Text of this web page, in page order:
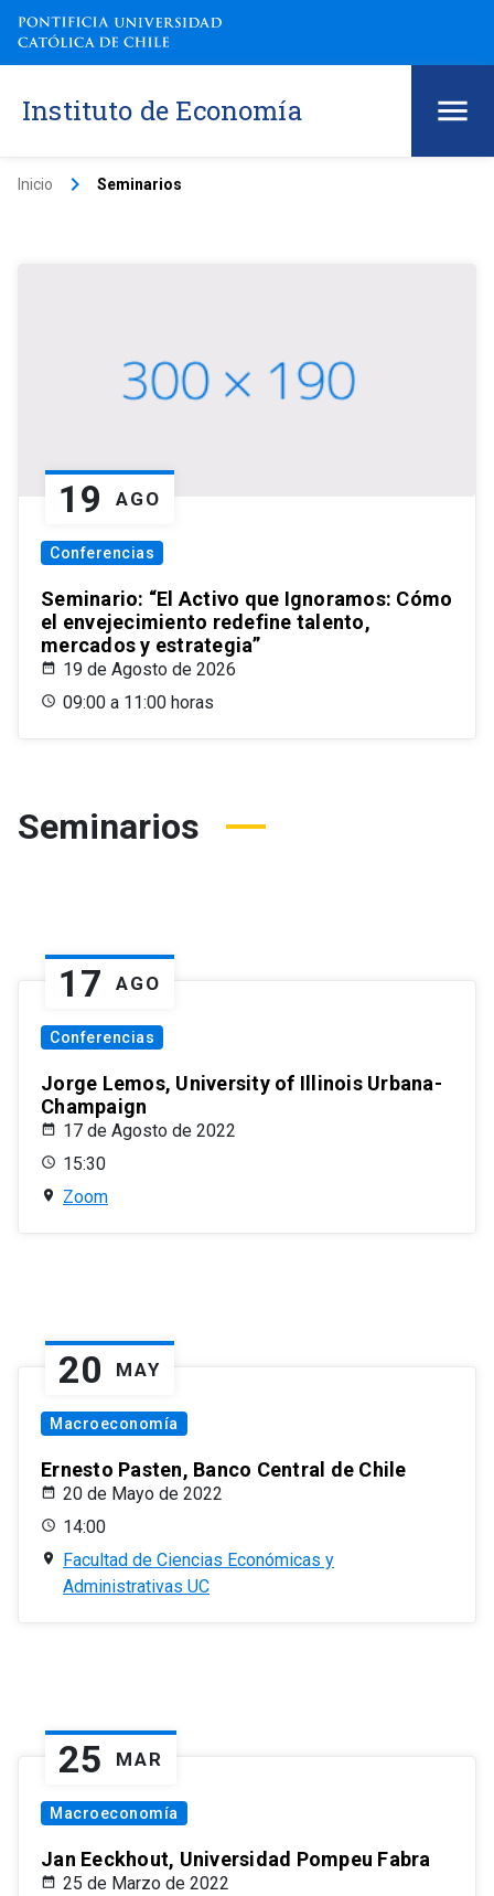
Instituto de Economía
Inicio keyboard_arrow_right Seminarios
19 AGO
Conferencias
Seminario: “El Activo que Ignoramos: Cómo
el envejecimiento redefine talento,
mercados y estrategia”
19 de Agosto de 2026
09:00 a 11:00 horas
Seminarios
17 AGO
Conferencias
Jorge Lemos, University of Illinois Urbana-
Champaign
17 de Agosto de 2022
15:30
Zoom
20 MAY
Macroeconomía
Ernesto Pasten, Banco Central de Chile
20 de Mayo de 2022
14:00
Facultad de Ciencias Económicas y
Administrativas UC
25 MAR
Macroeconomía
Jan Eeckhout, Universidad Pompeu Fabra
25 de Marzo de 2022